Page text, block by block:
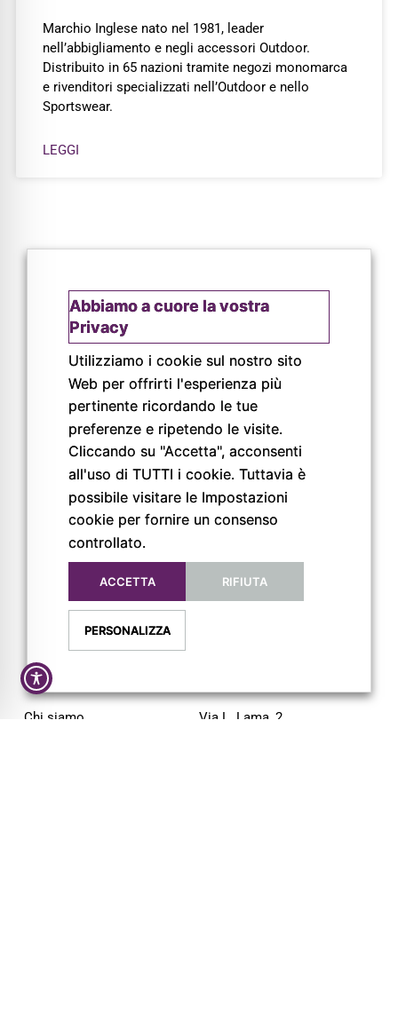
Marchio Inglese nato nel 1981, leader
nell’abbigliamento e negli accessori Outdoor.
Distribuito in 65 nazioni tramite negozi monomarca
e rivenditori specializzati nell’Outdoor e nello
Sportswear.
LEGGI
© Copyright 2026
Pigreco Srl Unipersonale
P. IVA: 02789840341
REA: PR-267093
AZIENDA
Chi siamo
Via L. Lama, 2
Abbiamo a cuore la vostra
Privacy
Utilizziamo i cookie sul nostro sito
Web per offrirti l'esperienza più
pertinente ricordando le tue
preferenze e ripetendo le visite.
Cliccando su "Accetta", acconsenti
all'uso di TUTTI i cookie. Tuttavia è
possibile visitare le Impostazioni
cookie per fornire un consenso
controllato.
ACCETTA RIFIUTA
PERSONALIZZA